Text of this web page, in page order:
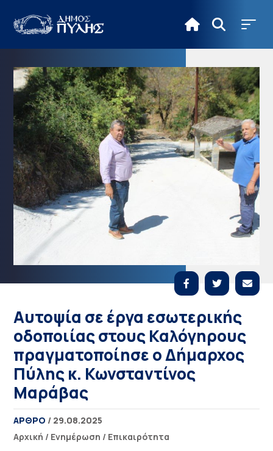
Αυτοψία σε έργα εσωτερικής
οδοποιίας στους Καλόγηρους
πραγματοποίησε ο Δήμαρχος
Πύλης κ. Κωνσταντίνος
Μαράβας
ΑΡΘΡΟ / 29.08.2025
Αρχική / Ενημέρωση / Επικαιρότητα